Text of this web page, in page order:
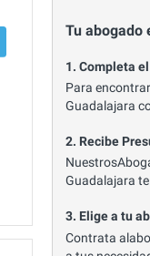
Tu abogado
1. Completa
Para
Guadalajara
2. Recibe
Guadalajara
3. Elige a tu
Contrata